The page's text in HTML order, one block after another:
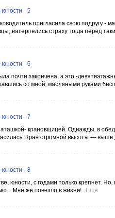
юности - 5
пригласила свою подругу -
натерпелись страху тогда перед
юности - 6
почти закончена, а это -
со мной, масляными руками
юности - 7
крановщицей. Однажды, в
Кран огромной высоты — выше
юности - 8
юности, с годами только крепнет.
Мне же повезло в жизни!.. Ещё